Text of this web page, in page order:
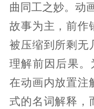
曲同工之妙。动
故事为主，前作
被压缩到所剩无
理解前因后果
在动画内放置注
式的名词解释，